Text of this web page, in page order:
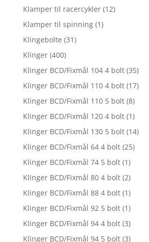
Klamper til racercykler (12)
Klamper til spinning (1)
Klingebolte (31)
Klinger (400)
Klinger BCD/Fixmål 104 4 bolt (35)
Klinger BCD/Fixmål 110 4 bolt (17)
Klinger BCD/Fixmål 110 5 bolt (8)
Klinger BCD/Fixmål 120 4 bolt (1)
Klinger BCD/Fixmål 130 5 bolt (14)
Klinger BCD/Fixmål 64 4 bolt (25)
Klinger BCD/Fixmål 74 5 bolt (1)
Klinger BCD/Fixmål 80 4 bolt (2)
Klinger BCD/Fixmål 88 4 bolt (1)
Klinger BCD/Fixmål 92 5 bolt (1)
Klinger BCD/Fixmål 94 4 bolt (3)
Klinger BCD/Fixmål 94 5 bolt (3)